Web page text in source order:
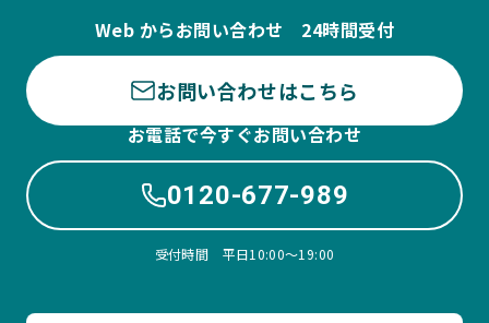
Web からお問い合わせ 24時間受付
お問い合わせはこちら
お電話で今すぐお問い合わせ
0120-677-989
受付時間 平日10:00〜19:00